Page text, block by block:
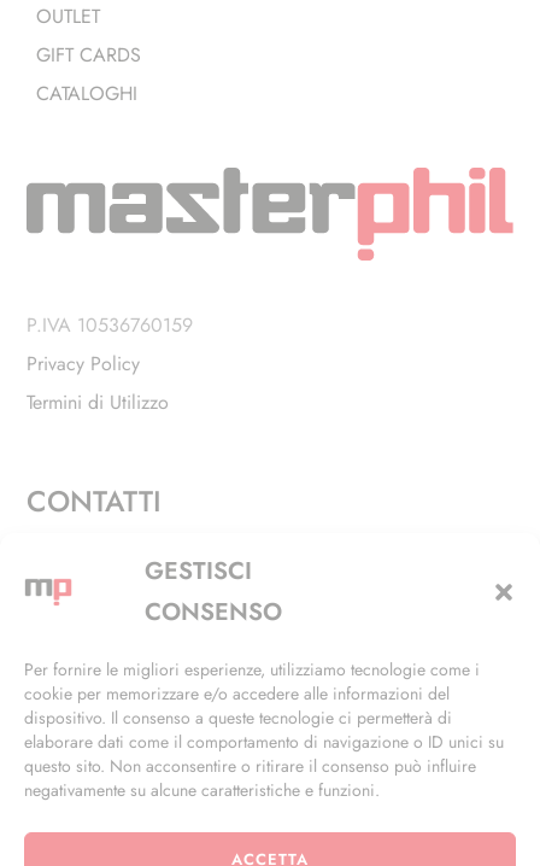
GESTISCI
CONSENSO
Per fornire le migliori esperienze, utilizziamo tecnologie come i
cookie per memorizzare e/o accedere alle informazioni del
dispositivo. Il consenso a queste tecnologie ci permetterà di
elaborare dati come il comportamento di navigazione o ID unici su
questo sito. Non acconsentire o ritirare il consenso può influire
negativamente su alcune caratteristiche e funzioni.
ACCETTA
OUTLET
GIFT CARDS
CATALOGHI
P.IVA 10536760159
Privacy Policy
Termini di Utilizzo
CONTATTI
Via Alfieri, 27 - Trezzano Sul Naviglio (MI)
+39 02 4846 3155
info@masterphil.it